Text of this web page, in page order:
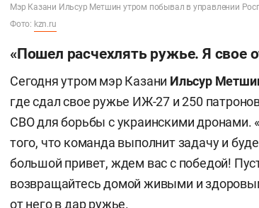
Мэр Казани Ильсур Метшин утром побывал в управлении
Фото: kzn.ru
«Пошел расчехлять ружье. Я свое
Сегодня утром мэр Казани Ильсур
где сдал свое ружье ИЖ-27 и 250
СВО для борьбы с украинскими дронами.
того, что команда выполнит задачу и
большой привет, ждем вас с победой!
возвращайтесь домой живыми и
от него в дар ружье.